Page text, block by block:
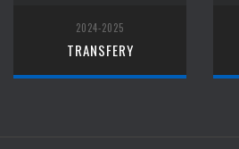
2024-2025
TRANSFERY